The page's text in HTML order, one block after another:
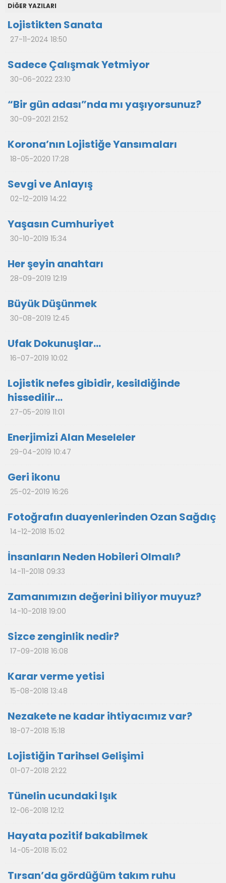
DİĞER YAZILARI
Lojistikten Sanata
27-11-2024 18:50
Sadece Çalışmak Yetmiyor
30-06-2022 23:10
“Bir gün adası”nda mı yaşıyorsunuz?
30-09-2021 21:52
Korona’nın Lojistiğe Yansımaları
18-05-2020 17:28
Sevgi ve Anlayış
02-12-2019 14:22
Yaşasın Cumhuriyet
30-10-2019 15:34
Her şeyin anahtarı
28-09-2019 12:19
Büyük Düşünmek
30-08-2019 12:45
Ufak Dokunuşlar…
16-07-2019 10:02
Lojistik nefes gibidir, kesildiğinde
hissedilir…
27-05-2019 11:01
Enerjimizi Alan Meseleler
29-04-2019 10:47
Geri ikonu
25-02-2019 16:26
Fotoğrafın duayenlerinden Ozan Sağdıç
14-12-2018 15:02
İnsanların Neden Hobileri Olmalı?
14-11-2018 09:33
Zamanımızın değerini biliyor muyuz?
14-10-2018 19:00
Sizce zenginlik nedir?
17-09-2018 16:08
Karar verme yetisi
15-08-2018 13:48
Nezakete ne kadar ihtiyacımız var?
18-07-2018 15:18
Lojistiğin Tarihsel Gelişimi
01-07-2018 21:22
Tünelin ucundaki Işık
12-06-2018 12:12
Hayata pozitif bakabilmek
14-05-2018 15:02
Tırsan’da gördüğüm takım ruhu